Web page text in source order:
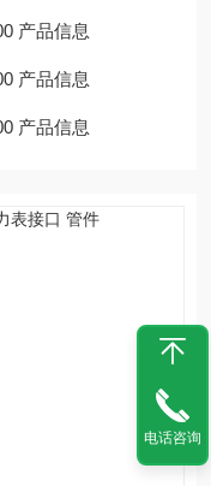
产品信息
产品信息
产品信息
电话咨询